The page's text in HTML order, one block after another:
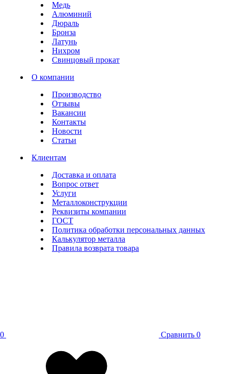
Медь
Алюминий
Дюраль
Бронза
Латунь
Нихром
Свинцовый прокат
О компании
Производство
Отзывы
Вакансии
Контакты
Новости
Статьи
Клиентам
Доставка и оплата
Вопрос ответ
Услуги
Металлоконструкции
Реквизиты компании
ГОСТ
Политика обработки персональных данных
Калькулятор металла
Правила возврата товара
0 Сравнить 0